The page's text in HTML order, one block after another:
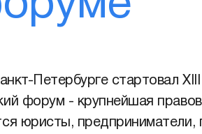
Петербурге стартовал
форум - крупнейшая
юристы, предприниматели,